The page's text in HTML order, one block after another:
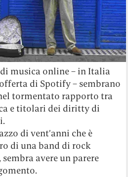
musica online – in Italia
di Spotify – sembrano
tormentato rapporto tra
e titolari dei diritty di
di vent’anni che è
di una band di rock
avere un parere